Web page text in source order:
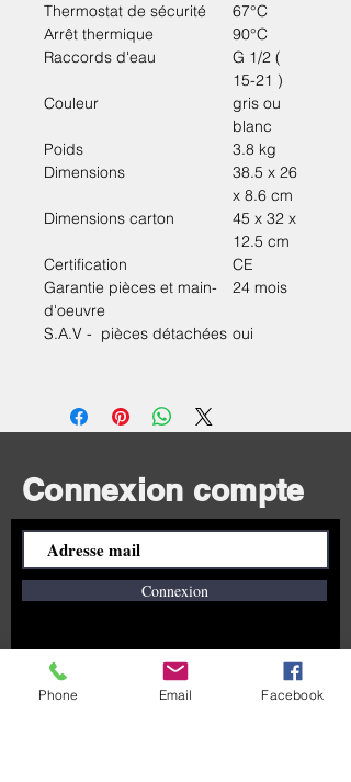
Thermostat de sécurité
67°C
Arrêt thermique
90°C
Raccords d'eau
G 1/2 (
15-21 )
Couleur
gris ou
blanc
Poids
3.8 kg
Dimensions
38.5 x 26
x 8.6 cm
Dimensions carton
45 x 32 x
12.5 cm
Certification
CE
Garantie pièces et main-
d'oeuvre
24 mois
S.A.V - pièces détachées oui
Connexion compte
Connexion
Besoin d'aide ?
Phone Email Facebook